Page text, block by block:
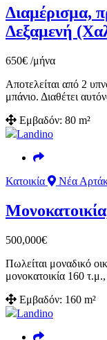
Διαμέρισμα,
Δεξαμενή
650€ /μήνα
Αποτελείται από 2
μπάνιο. Διαθέτει
Εμβαδόν: 80 m²
Landino
Κατοικία Νέα
500,000€
Πωλείται μοναδικό
μονοκατοικία 160
Εμβαδόν: 160 m²
Landino